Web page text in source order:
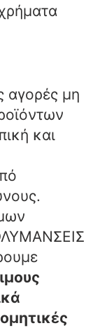
αγορές μη
και